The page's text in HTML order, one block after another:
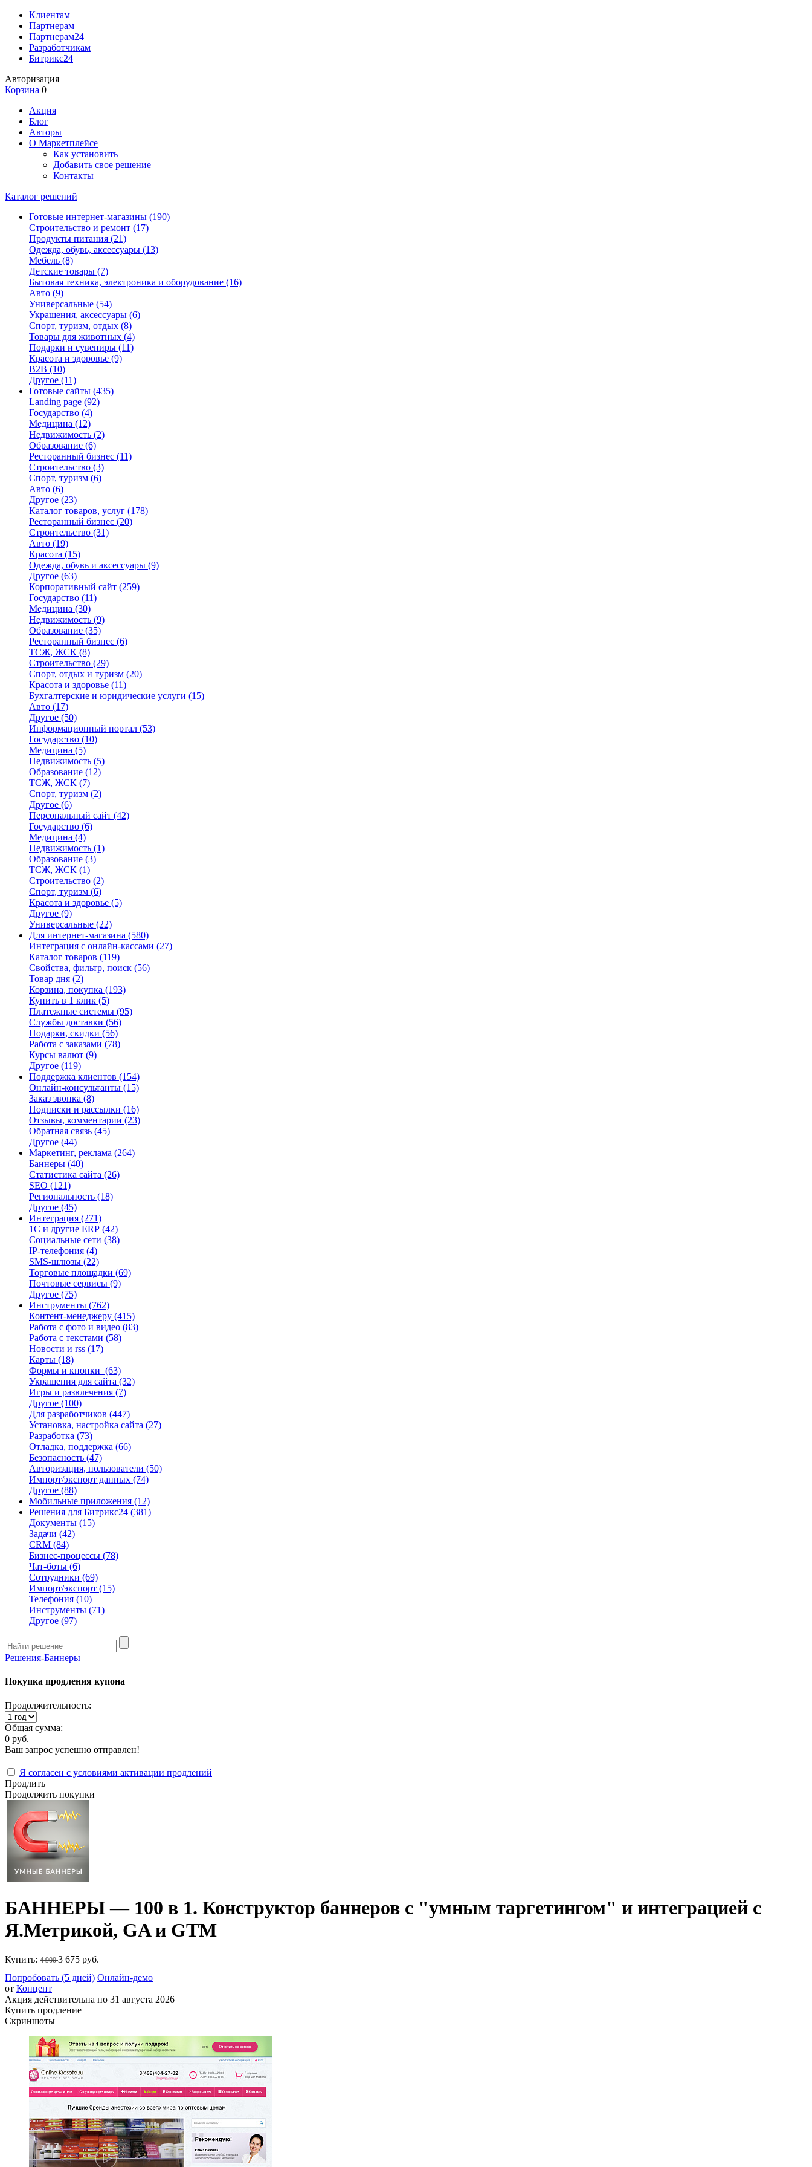
Клиентам
Партнерам
Партнерам24
Разработчикам
Битрикс24
Авторизация
Корзина 0
Акция
Блог
Авторы
О Маркетплейсе
Как установить
Добавить свое решение
Контакты
Каталог решений
Готовые интернет-магазины (190)
Строительство и ремонт (17)
Продукты питания (21)
Одежда, обувь, аксессуары (13)
Мебель (8)
Детские товары (7)
Бытовая техника, электроника и оборудование (16)
Авто (9)
Универсальные (54)
Украшения, аксессуары (6)
Спорт, туризм, отдых (8)
Товары для животных (4)
Подарки и сувениры (11)
Красота и здоровье (9)
B2B (10)
Другое (11)
Готовые сайты (435)
Landing page (92)
Государство (4)
Медицина (12)
Недвижимость (2)
Образование (6)
Ресторанный бизнес (11)
Строительство (3)
Спорт, туризм (6)
Авто (6)
Другое (23)
Каталог товаров, услуг (178)
Ресторанный бизнес (20)
Строительство (31)
Авто (19)
Красота (15)
Одежда, обувь и аксессуары (9)
Другое (63)
Корпоративный сайт (259)
Государство (11)
Медицина (30)
Недвижимость (9)
Образование (35)
Ресторанный бизнес (6)
ТСЖ, ЖСК (8)
Строительство (29)
Спорт, отдых и туризм (20)
Красота и здоровье (11)
Бухгалтерские и юридические услуги (15)
Авто (17)
Другое (50)
Информационный портал (53)
Государство (10)
Медицина (5)
Недвижимость (5)
Образование (12)
ТСЖ, ЖСК (7)
Спорт, туризм (2)
Другое (6)
Персональный сайт (42)
Государство (6)
Медицина (4)
Недвижимость (1)
Образование (3)
ТСЖ, ЖСК (1)
Строительство (2)
Спорт, туризм (6)
Красота и здоровье (5)
Другое (9)
Универсальные (22)
Для интернет-магазина (580)
Интеграция с онлайн-кассами (27)
Каталог товаров (119)
Свойства, фильтр, поиск (56)
Товар дня (2)
Корзина, покупка (193)
Купить в 1 клик (5)
Платежные системы (95)
Службы доставки (56)
Подарки, скидки (56)
Работа с заказами (78)
Курсы валют (9)
Другое (119)
Поддержка клиентов (154)
Онлайн-консультанты (15)
Заказ звонка (8)
Подписки и рассылки (16)
Отзывы, комментарии (23)
Обратная связь (45)
Другое (44)
Маркетинг, реклама (264)
Баннеры (40)
Статистика сайта (26)
SEO (121)
Региональность (18)
Другое (45)
Интеграция (271)
1С и другие ERP (42)
Социальные сети (38)
IP-телефония (4)
SMS-шлюзы (22)
Торговые площадки (69)
Почтовые сервисы (9)
Другое (75)
Инструменты (762)
Контент-менеджеру (415)
Работа с фото и видео (83)
Работа с текстами (58)
Новости и rss (17)
Карты (18)
Формы и кнопки (63)
Украшения для сайта (32)
Игры и развлечения (7)
Другое (100)
Для разработчиков (447)
Установка, настройка сайта (27)
Разработка (73)
Отладка, поддержка (66)
Безопасность (47)
Авторизация, пользователи (50)
Импорт/экспорт данных (74)
Другое (88)
Мобильные приложения (12)
Решения для Битрикс24 (381)
Документы (15)
Задачи (42)
CRM (84)
Бизнес-процессы (78)
Чат-боты (6)
Сотрудники (69)
Импорт/экспорт (15)
Телефония (10)
Инструменты (71)
Другое (97)
Решения-Баннеры
Покупка продления купона
Продолжительность:
Общая сумма:
0 руб.
Ваш запрос успешно отправлен!
Я согласен с условиями активации продлений
Продлить
Продолжить покупки
БАННЕРЫ — 100 в 1. Конструктор баннеров с "умным таргетингом" и интеграцией с
Я.Метрикой, GA и GTM
Купить: 4 9003 675 руб.
Попробовать (5 дней) Онлайн-демо
от Концепт
Акция действительна по 31 августа 2026
Купить продление
Скриншоты